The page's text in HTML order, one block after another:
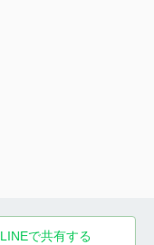
LINEで共有する